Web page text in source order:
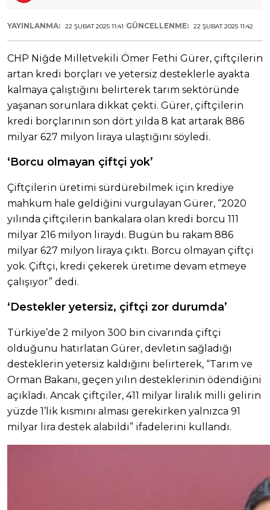
YAYINLANMA: 22 ŞUBAT 2025 11:41 GÜNCELLENME: 22 ŞUBAT 2025 11:42
CHP Niğde Milletvekili Ömer Fethi Gürer, çiftçilerin
artan kredi borçları ve yetersiz desteklerle ayakta
kalmaya çalıştığını belirterek tarım sektöründe
yaşanan sorunlara dikkat çekti. Gürer, çiftçilerin
kredi borçlarının son dört yılda 8 kat artarak 886
milyar 627 milyon liraya ulaştığını söyledi.
‘Borcu olmayan çiftçi yok’
Çiftçilerin üretimi sürdürebilmek için krediye
mahkum hale geldiğini vurgulayan Gürer, “2020
yılında çiftçilerin bankalara olan kredi borcu 111
milyar 216 milyon liraydı. Bugün bu rakam 886
milyar 627 milyon liraya çıktı. Borcu olmayan çiftçi
yok. Çiftçi, kredi çekerek üretime devam etmeye
çalışıyor” dedi.
‘Destekler yetersiz, çiftçi zor durumda’
Türkiye’de 2 milyon 300 bin civarında çiftçi
olduğunu hatırlatan Gürer, devletin sağladığı
desteklerin yetersiz kaldığını belirterek, “Tarım ve
Orman Bakanı, geçen yılın desteklerinin ödendiğini
açıkladı. Ancak çiftçiler, 411 milyar liralık milli gelirin
yüzde 1’lik kısmını alması gerekirken yalnızca 91
milyar lira destek alabildi” ifadelerini kullandı.